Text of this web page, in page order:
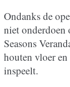
Ondanks de
niet
Seasons
houten vloer
inspeelt.